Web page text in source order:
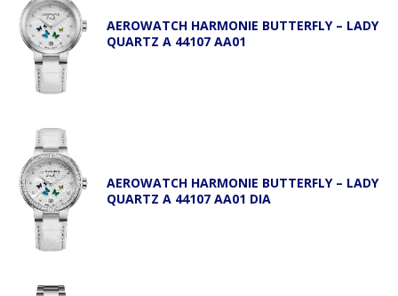
AEROWATCH HARMONIE BUTTERFLY – LADY
QUARTZ A 44107 AA01
AEROWATCH HARMONIE BUTTERFLY – LADY
QUARTZ A 44107 AA01 DIA